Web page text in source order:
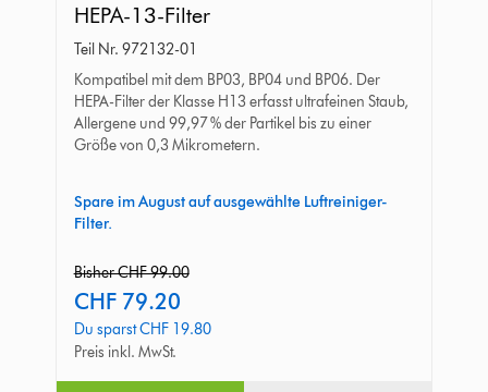
13-
Filter
HEPA-13-Filter
Teil Nr. 972132-01
Kompatibel mit dem BP03, BP04 und BP06. Der
HEPA-Filter der Klasse H13 erfasst ultrafeinen Staub,
Allergene und 99,97 % der Partikel bis zu einer
Größe von 0,3 Mikrometern.
Spare im August auf ausgewählte Luftreiniger-
Filter.
original
price:
Bisher CHF 99.00
current
CHF 79.20
Du sparst CHF 19.80
Preis inkl. MwSt.